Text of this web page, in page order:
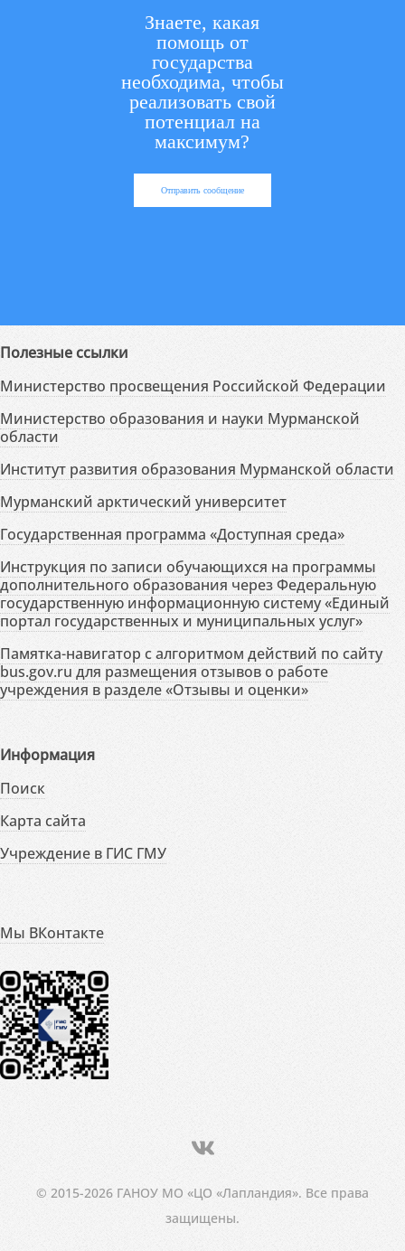
Знаете, какая
помощь от
государства
необходима, чтобы
реализовать свой
потенциал на
максимум?
Отправить сообщение
Полезные ссылки
Министерство просвещения Российской Федерации
Министерство образования и науки Мурманской
области
Институт развития образования Мурманской области
Мурманский арктический университет
Государственная программа «Доступная среда»
Инструкция по записи обучающихся на программы
дополнительного образования через Федеральную
государственную информационную систему «Единый
портал государственных и муниципальных услуг»
Памятка-навигатор с алгоритмом действий по сайту
bus.gov.ru для размещения отзывов о работе
учреждения в разделе «Отзывы и оценки»
Информация
Поиск
Карта сайта
Учреждение в ГИС ГМУ
Мы ВКонтакте
© 2015-2026 ГАНОУ МО «ЦО «Лапландия». Все права
защищены.